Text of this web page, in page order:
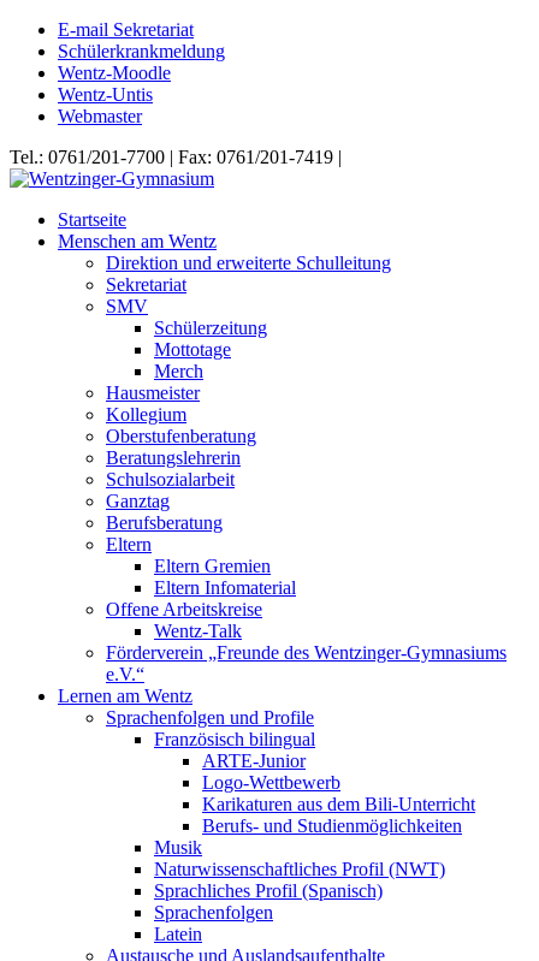
E-mail Sekretariat
Schülerkrankmeldung
Wentz-Moodle
Wentz-Untis
Webmaster
Tel.: 0761/201-7700 | Fax: 0761/201-7419 |
Startseite
Menschen am Wentz
Direktion und erweiterte Schulleitung
Sekretariat
SMV
Schülerzeitung
Mottotage
Merch
Hausmeister
Kollegium
Oberstufenberatung
Beratungslehrerin
Schulsozialarbeit
Ganztag
Berufsberatung
Eltern
Eltern Gremien
Eltern Infomaterial
Offene Arbeitskreise
Wentz-Talk
Förderverein „Freunde des Wentzinger-Gymnasiums
e.V.“
Lernen am Wentz
Sprachenfolgen und Profile
Französisch bilingual
ARTE-Junior
Logo-Wettbewerb
Karikaturen aus dem Bili-Unterricht
Berufs- und Studienmöglichkeiten
Musik
Naturwissenschaftliches Profil (NWT)
Sprachliches Profil (Spanisch)
Sprachenfolgen
Latein
Austausche und Auslandsaufenthalte